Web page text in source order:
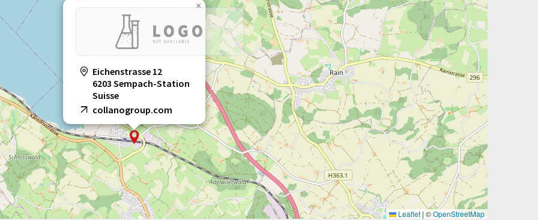
Eichenstrasse 12
6203 Sempach-Station
Suisse
collanogroup.com
×
Leaflet | ©OpenStreetMap